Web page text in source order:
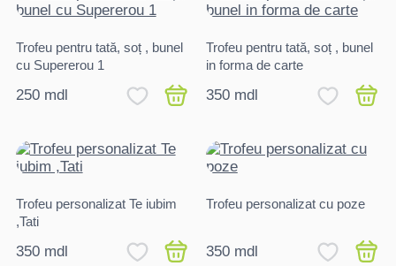
Trofeu pentru tată, soț , bunel
cu Supererou 1
250 mdl
Trofeu pentru tată, soț , bunel
in forma de carte
350 mdl
Trofeu personalizat Te iubim
,Tati
350 mdl
Trofeu personalizat cu poze
350 mdl